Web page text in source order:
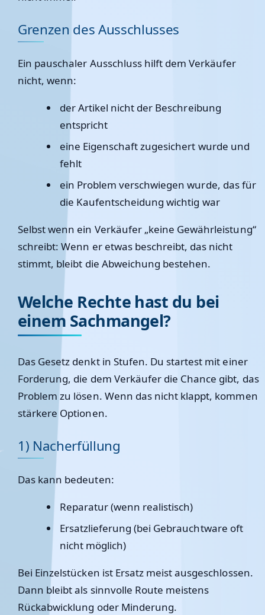
Grenzen des Ausschlusses
Ein pauschaler Ausschluss hilft dem Verkäufer
nicht, wenn:
der Artikel nicht der Beschreibung
entspricht
eine Eigenschaftzugesichert wurde und
fehlt
ein Problem verschwiegen wurde, das für
die Kaufentscheidung wichtig war
Selbst wenn ein Verkäufer „keine Gewährleistung“
schreibt: Wenn er etwas beschreibt, das nicht
stimmt, bleibt die Abweichung bestehen.
Welche Rechte hast du bei
einem Sachmangel?
Das Gesetz denkt in Stufen. Du startest mit einer
Forderung, die dem Verkäufer die Chance gibt, das
Problem zu lösen. Wenn das nicht klappt, kommen
stärkere Optionen.
1) Nacherfüllung
Das kann bedeuten:
Reparatur (wenn realistisch)
Ersatzlieferung (bei Gebrauchtware oft
nicht möglich)
Bei Einzelstücken ist Ersatz meist ausgeschlossen.
Dann bleibt als sinnvolle Route meistens
Rückabwicklung oder Minderung.